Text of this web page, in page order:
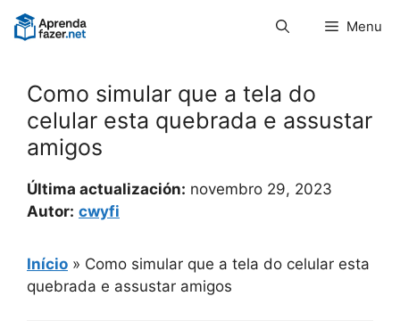
Pular
para
Menu
Como simular que a tela do
celular esta quebrada e assustar
amigos
Última actualización: novembro 29, 2023
Autor: cwyfi
Início » Como simular que a tela do celular esta
quebrada e assustar amigos